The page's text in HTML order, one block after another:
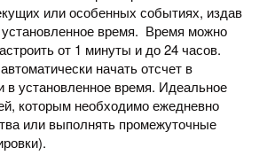
или особенных событиях, издав
установленное время. Время можно
от 1 минуты и до 24 часов.
начать отсчет в
в установленное время. Идеальное
которым необходимо ежедневно
или выполнять промежуточные